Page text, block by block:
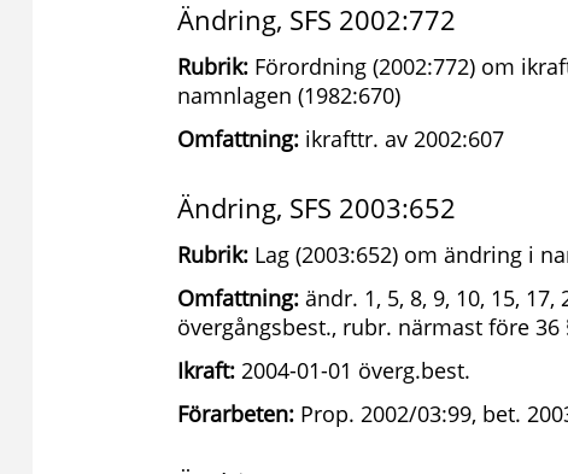
Ändring, SFS 2002:772
Rubrik: Förordning (2002:772) om
namnlagen (1982:670)
Omfattning: ikrafttr. av 2002:607
Ändring, SFS 2003:652
Rubrik: Lag (2003:652) om ändring i
Omfattning: ändr. 1, 5, 8, 9, 10, 15, 17,
övergångsbest., rubr. närmast före 36
Ikraft: 2004-01-01 överg.best.
Förarbeten: Prop. 2002/03:99, bet.